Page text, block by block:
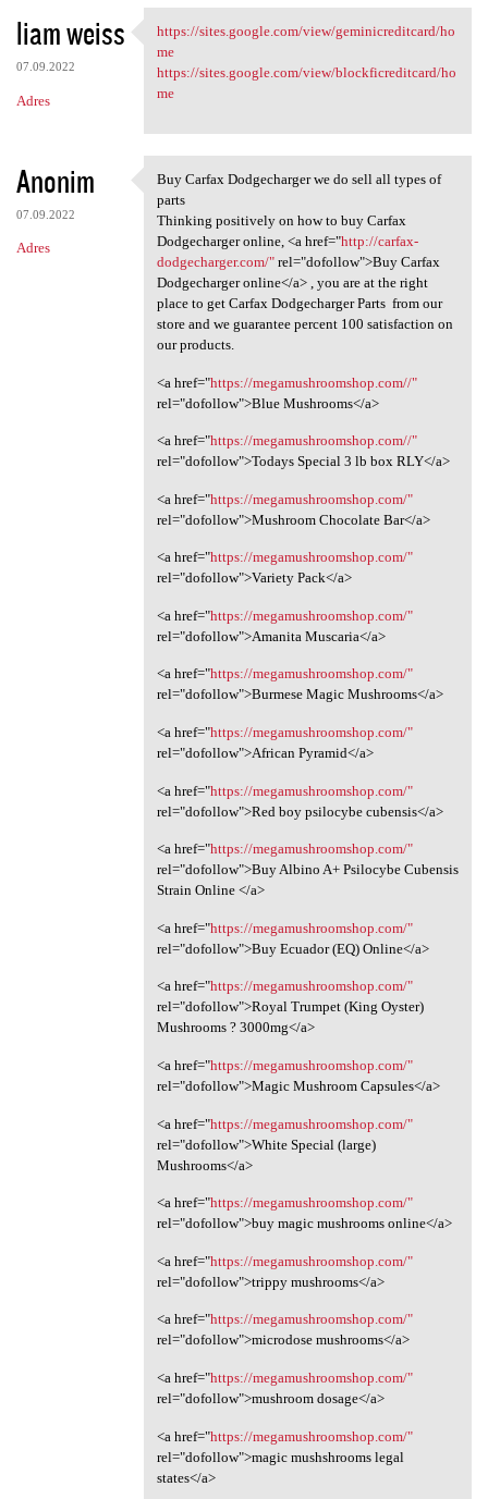
liam weiss
07.09.2022
Adres
https://sites.google.com/view
https://sites.google.com/view/geminicreditcard/ho
me
https://sites.google.com/view/blockficreditcard/ho
me
Anonim
07.09.2022
Adres
Buy Carfax Dodgecharger we
Buy Carfax Dodgecharger we do sell all types of
parts
Thinking positively on how to buy Carfax
Dodgecharger online, <a href="http://carfax-
dodgecharger.com/"rel="dofollow">Buy Carfax
Dodgecharger online</a> , you are at the right
place to get Carfax Dodgecharger Parts from our
store and we guarantee percent 100 satisfaction on
our products.
<a href="https://megamushroomshop.com//"
rel="dofollow">Blue Mushrooms</a>
<a href="https://megamushroomshop.com//"
rel="dofollow">Todays Special 3 lb box RLY</a>
<a href="https://megamushroomshop.com/"
rel="dofollow">Mushroom Chocolate Bar</a>
<a href="https://megamushroomshop.com/"
rel="dofollow">Variety Pack</a>
<a href="https://megamushroomshop.com/"
rel="dofollow">Amanita Muscaria</a>
<a href="https://megamushroomshop.com/"
rel="dofollow">Burmese Magic Mushrooms</a>
<a href="https://megamushroomshop.com/"
rel="dofollow">African Pyramid</a>
<a href="https://megamushroomshop.com/"
rel="dofollow">Red boy psilocybe cubensis</a>
<a href="https://megamushroomshop.com/"
rel="dofollow">Buy Albino A+ Psilocybe Cubensis
Strain Online </a>
<a href="https://megamushroomshop.com/"
rel="dofollow">Buy Ecuador (EQ) Online</a>
<a href="https://megamushroomshop.com/"
rel="dofollow">Royal Trumpet (King Oyster)
Mushrooms ? 3000mg</a>
<a href="https://megamushroomshop.com/"
rel="dofollow">Magic Mushroom Capsules</a>
<a href="https://megamushroomshop.com/"
rel="dofollow">White Special (large)
Mushrooms</a>
<a href="https://megamushroomshop.com/"
rel="dofollow">buy magic mushrooms online</a>
<a href="https://megamushroomshop.com/"
rel="dofollow">trippy mushrooms</a>
<a href="https://megamushroomshop.com/"
rel="dofollow">microdose mushrooms</a>
<a href="https://megamushroomshop.com/"
rel="dofollow">mushroom dosage</a>
<a href="https://megamushroomshop.com/"
rel="dofollow">magic mushshrooms legal
states</a>